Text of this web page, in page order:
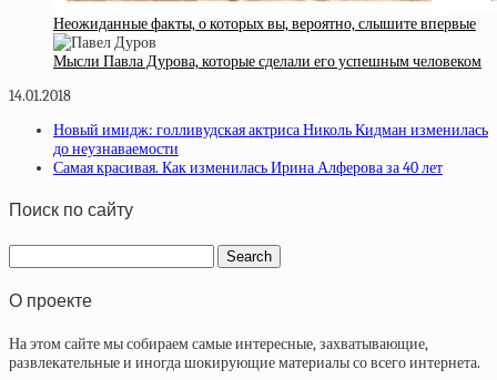
Неожиданные факты, о которых вы, вероятно, слышите впервые
Мысли Павла Дурова, которые сделали его успешным человеком
14.01.2018
Новый имидж: голливудская актриса Николь Кидман изменилась
до неузнаваемости
Самая красивая. Как изменилась Ирина Алферова за 40 лет
Поиск по сайту
О проекте
На этом сайте мы собираем самые интересные, захватывающие,
развлекательные и иногда шокирующие материалы со всего интернета.